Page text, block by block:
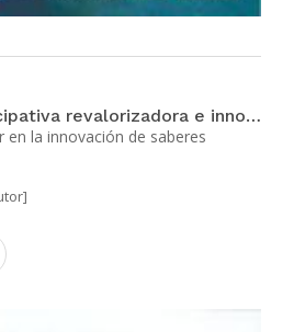
Investigación participativa revalorizadora e innovación tecnológica
en la innovación de saberes